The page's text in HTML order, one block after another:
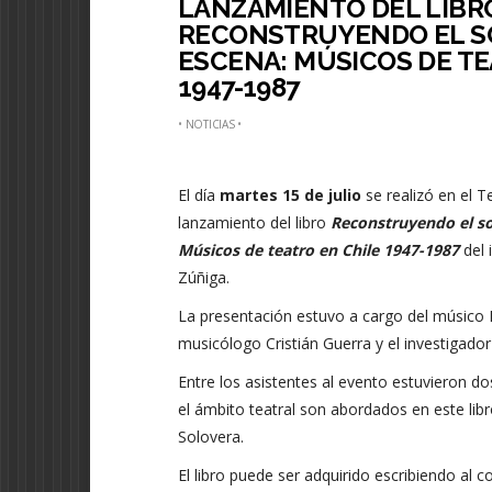
LANZAMIENTO DEL
RECONSTRUYENDO EL
ESCENA: MÚSICOS DE
1947-1987
• NOTICIAS•
El día martes 15 de julio se realizó en el
lanzamiento del libro Reconstruyendo el
Músicos de teatro en Chile 1947-1987del
Zúñiga.
La presentación estuvo a cargo del músico
musicólogo Cristián Guerra y el
Entre los asistentes al evento estuvieron
el ámbito teatral son abordados en este
Solovera.
El libro puede ser adquirido escribiendo al